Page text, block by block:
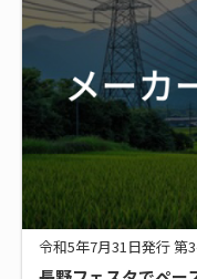
令和5年7月31日発行 第